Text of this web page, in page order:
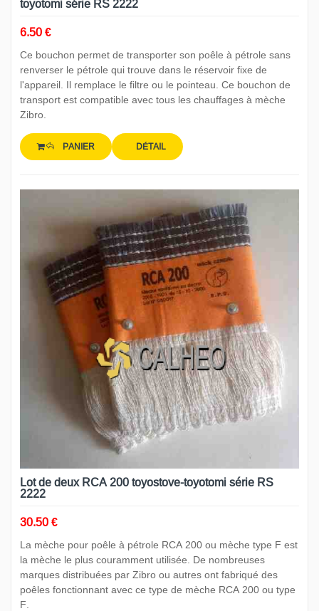
toyotomi série RS 2222
6.50 €
Ce bouchon permet de transporter son poêle à pétrole sans
renverser le pétrole qui trouve dans le réservoir fixe de
l'appareil. Il remplace le filtre ou le pointeau. Ce bouchon de
transport est compatible avec tous les chauffages à mèche
Zibro.
PANIER DÉTAIL
Lot de deux RCA 200 toyostove-toyotomi série RS
2222
30.50 €
La mèche pour poêle à pétrole RCA 200 ou mèche type F est
la mèche le plus couramment utilisée. De nombreuses
marques distribuées par Zibro ou autres ont fabriqué des
poêles fonctionnant avec ce type de mèche RCA 200 ou type
F.